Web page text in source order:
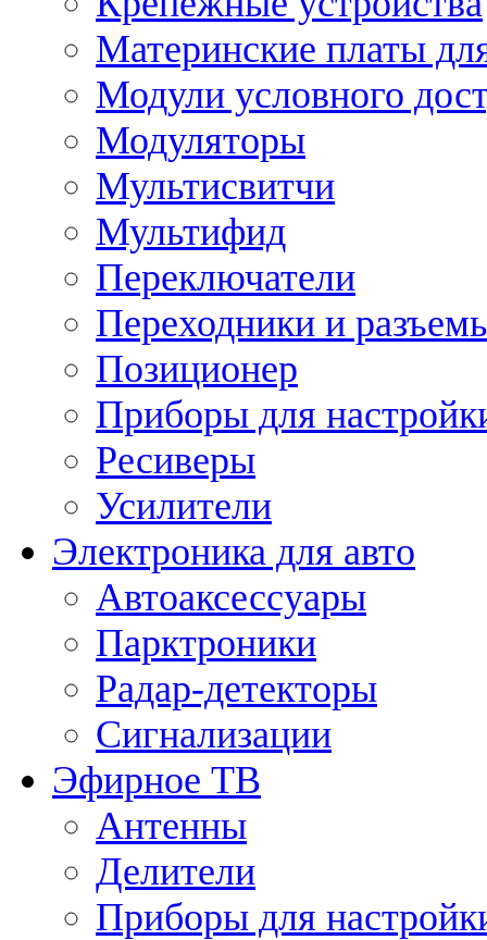
Материнские платы
Модули условного
Модуляторы
Мультисвитчи
Мультифид
Переключатели
Переходники и
Позиционер
Приборы для
Ресиверы
Усилители
Электроника для авто
Автоаксессуары
Парктроники
Радар-детекторы
Сигнализации
Эфирное ТВ
Антенны
Делители
Приборы для